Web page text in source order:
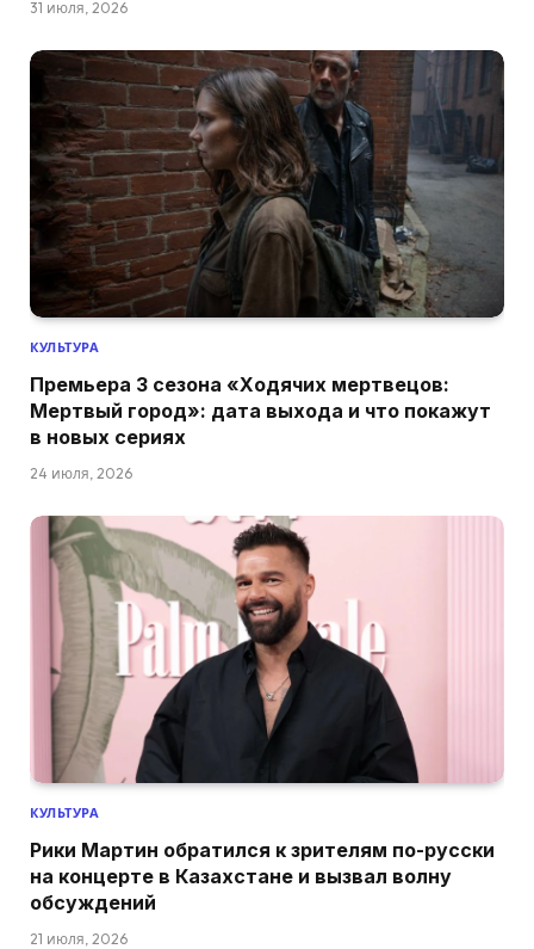
31 июля, 2026
КУЛЬТУРА
Премьера 3 сезона «Ходячих мертвецов:
Мертвый город»: дата выхода и что покажут
в новых сериях
24 июля, 2026
КУЛЬТУРА
Рики Мартин обратился к зрителям по-русски
на концерте в Казахстане и вызвал волну
обсуждений
21 июля, 2026